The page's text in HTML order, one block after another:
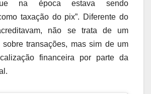
na época estava sendo
taxação do pix”. Diferente do
não se trata de um
sobre transações, mas sim de um
financeira por parte da